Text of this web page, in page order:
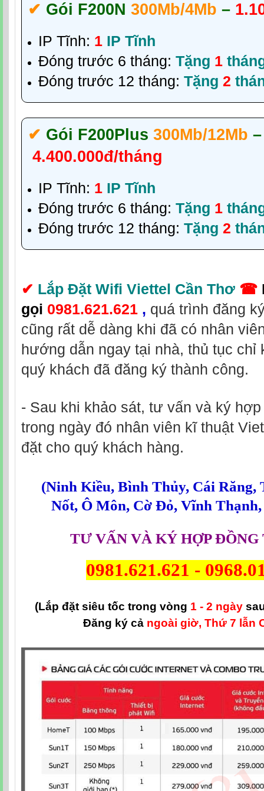
✔‎ Gói F200N 300Mb/4Mb –
IP Tĩnh: 1 IP Tĩnh
Đóng trước 6 tháng: Tặng 1
Đóng trước 12 tháng: Tặng 2
✔‎ Gói F200Plus 300Mb/12Mb –
4.400.000đ/tháng
IP Tĩnh: 1 IP Tĩnh
Đóng trước 6 tháng: Tặng 1
Đóng trước 12 tháng: Tặng 2
✔ Lắp Đặt Wifi Viettel Cần Thơ ☎
gọi 0981.621.621 , quá trình đăng
cũng rất dễ dàng khi đã có nhân
hướng dẫn ngay tại nhà, thủ tục chỉ
quý khách đã đăng ký thành công.
- Sau khi khảo sát, tư vấn và ký
trong ngày đó nhân viên kĩ thuật
đặt cho quý khách hàng.
(Ninh Kiều, Bình Thủy, Cái Răng,
Nốt, Ô Môn, Cờ Đỏ, Vĩnh Thạnh
TƯ VẤN VÀ KÝ HỢP ĐỒNG
0981.621.621 -
(Lắp đặt siêu tốc trong vòng 1 - 2 ngày
Đăng ký cả ngoài giờ, Thứ 7 lẫn